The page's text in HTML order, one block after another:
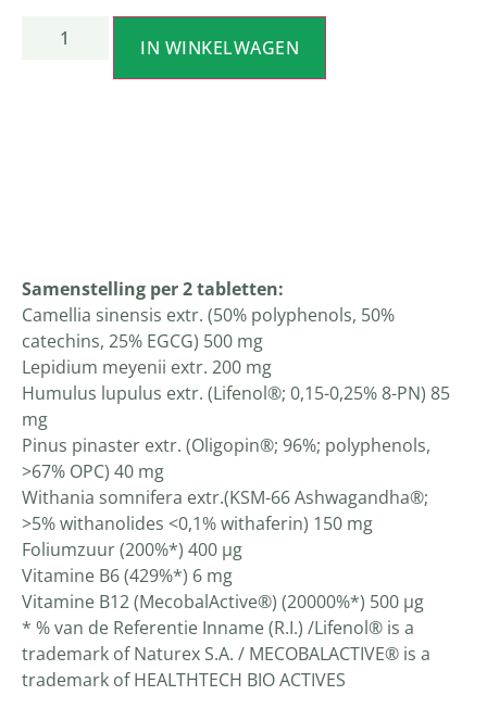
IN WINKELWAGEN
Samenstelling per 2 tabletten:
Camellia sinensis extr. (50% polyphenols, 50%
catechins, 25% EGCG) 500 mg
Lepidium meyenii extr. 200 mg
Humulus lupulus extr. (Lifenol®; 0,15-0,25% 8-PN) 85
mg
Pinus pinaster extr. (Oligopin®; 96%; polyphenols,
>67% OPC) 40 mg
Withania somnifera extr.(KSM-66 Ashwagandha®;
>5% withanolides <0,1% withaferin) 150 mg
Foliumzuur (200%*) 400 µg
Vitamine B6 (429%*) 6 mg
Vitamine B12 (MecobalActive®) (20000%*) 500 µg
* % van de Referentie Inname (R.I.) /Lifenol® is a
trademark of Naturex S.A. / MECOBALACTIVE® is a
trademark of HEALTHTECH BIO ACTIVES